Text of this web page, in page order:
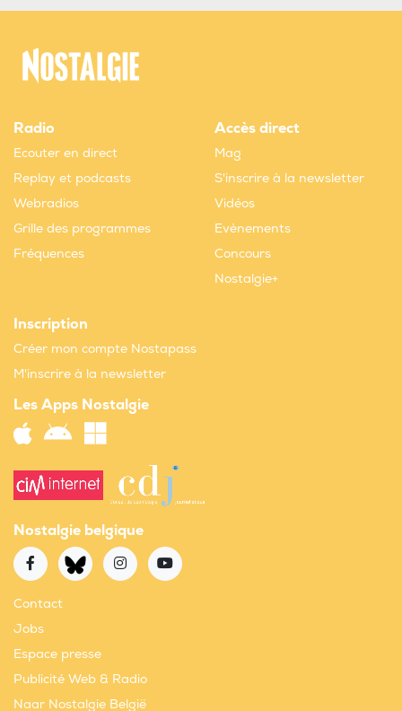
Radio
Ecouter en direct
Replay et podcasts
Webradios
Grille des programmes
Fréquences
Accès direct
Mag
S'inscrire à la newsletter
Vidéos
Evènements
Concours
Nostalgie+
Inscription
Créer mon compte Nostapass
M'inscrire à la newsletter
Les Apps Nostalgie
Nostalgie belgique
Contact
Jobs
Espace presse
Publicité Web & Radio
Naar Nostalgie België